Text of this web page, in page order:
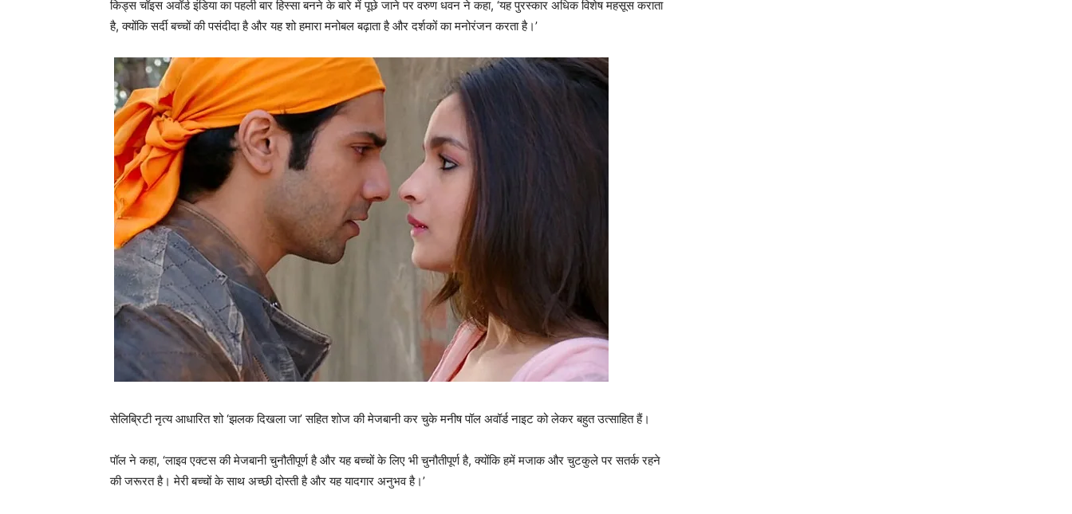
किड्स चॉइस अवॉर्ड इंडिया का पहली बार हिस्सा बनने के बारे में पूछे जाने पर वरुण धवन ने कहा, ‘यह पुरस्कार अधिक विशेष महसूस कराता
है, क्योंकि सर्दी बच्चों की पसंदीदा है और यह शो हमारा मनोबल बढ़ाता है और दर्शकों का मनोरंजन करता है।’
सेलिब्रिटी नृत्य आधारित शो ‘झलक दिखला जा’ सहित शोज की मेजबानी कर चुके मनीष पॉल अवॉर्ड नाइट को लेकर बहुत उत्साहित हैं।
पॉल ने कहा, ‘लाइव एक्टस की मेजबानी चुनौतीपूर्ण है और यह बच्चों के लिए भी चुनौतीपूर्ण है, क्योंकि हमें मजाक और चुटकुले पर सतर्क रहने
की जरूरत है। मेरी बच्चों के साथ अच्छी दोस्ती है और यह यादगार अनुभव है।’